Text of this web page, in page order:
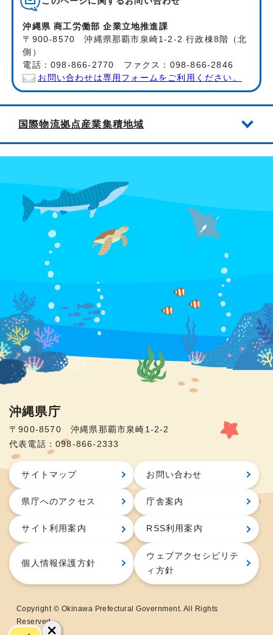
沖縄県 商工労働部 企業立地推進課
〒900-8570 沖縄県那覇市泉崎1-2-2 行政棟8階（北
側）
電話：098-866-2770 ファクス：098-866-2846
お問い合わせは専用フォームをご利用ください。
国際物流拠点産業集積地域
沖縄県庁
〒900-8570 沖縄県那覇市泉崎1-2-2
代表電話：098-866-2333
サイトマップ お問い合わせ
県庁へのアクセス 庁舎案内
サイト利用案内 RSS利用案内
個人情報保護方針
ウェブアクセシビリテ
ィ方針
Copyright © Okinawa Prefectural Government. All Rights
Reserved.